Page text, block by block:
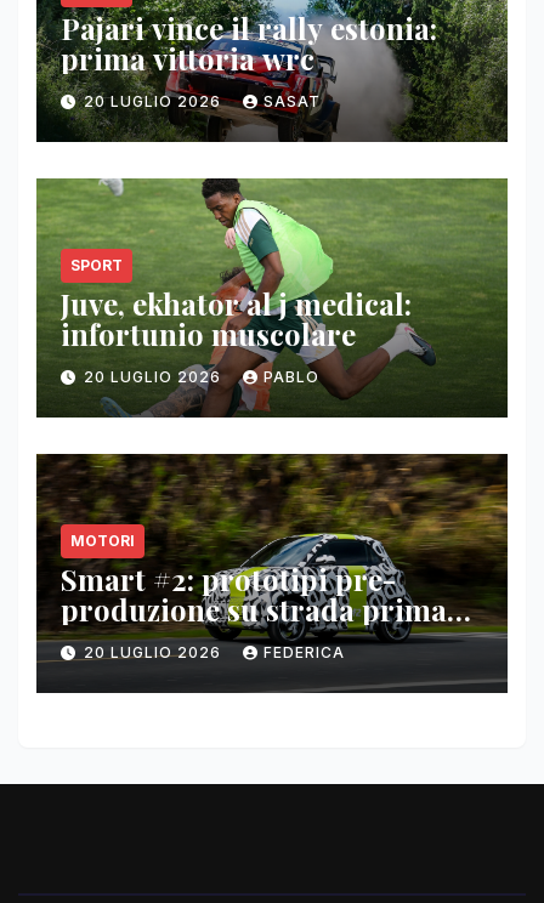
Pajari vince il rally estonia:
prima vittoria wrc
20 LUGLIO 2026 SASAT
SPORT
Juve, ekhator al j medical:
infortunio muscolare
20 LUGLIO 2026 PABLO
MOTORI
Smart #2: prototipi pre-
produzione su strada prima
del paris motor show 2026
20 LUGLIO 2026 FEDERICA